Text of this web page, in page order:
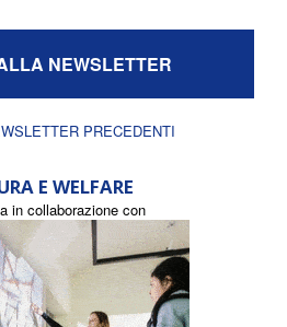
NEWSLETTER
PRECEDENTI
E WELFARE
in collaborazione con